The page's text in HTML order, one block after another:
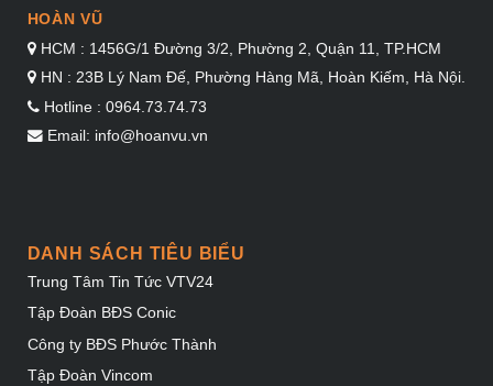
HOÀN VŨ
HCM : 1456G/1 Đường 3/2, Phường 2, Quận 11, TP.HCM
HN : 23B Lý Nam Đế, Phường Hàng Mã, Hoàn Kiếm, Hà Nội.
Hotline : 0964.73.74.73
Email: info@hoanvu.vn
DANH SÁCH TIÊU BIỂU
Trung Tâm Tin Tức VTV24
Tập Đoàn BĐS Conic
Công ty BĐS Phước Thành
Tập Đoàn Vincom